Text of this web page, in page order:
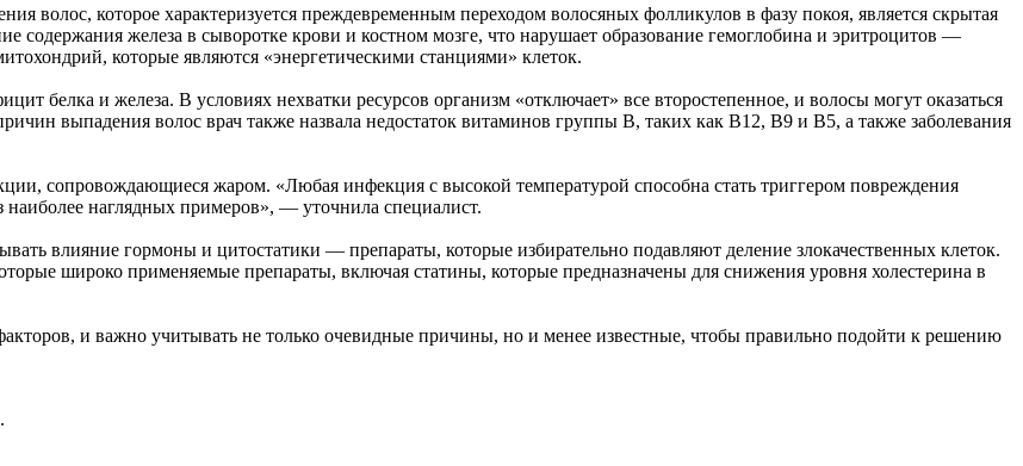
волос, которое характеризуется преждевременным переходом волосяных фолликулов в фазу покоя, является скрытая
содержания железа в сыворотке крови и костном мозге, что нарушает образование гемоглобина и эритроцитов —
которые являются «энергетическими станциями» клеток.
белка и железа. В условиях нехватки ресурсов организм «отключает» все второстепенное, и волосы могут оказаться
выпадения волос врач также назвала недостаток витаминов группы B, таких как В12, В9 и В5, а также заболевания
сопровождающиеся жаром. «Любая инфекция с высокой температурой способна стать триггером повреждения
наглядных примеров», — уточнила специалист.
влияние гормоны и цитостатики — препараты, которые избирательно подавляют деление злокачественных клеток.
широко применяемые препараты, включая статины, которые предназначены для снижения уровня холестерина в
и важно учитывать не только очевидные причины, но и менее известные, чтобы правильно подойти к решению